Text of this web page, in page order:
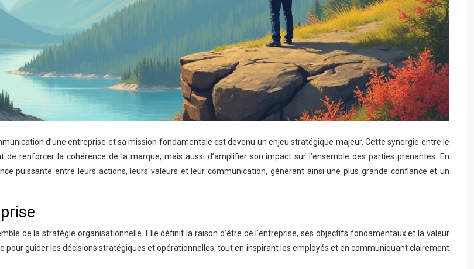
d’une entreprise et sa mission fondamentale est devenu un enjeu stratégique majeur. Cette synergie entre le
renforcer la cohérence de la marque, mais aussi d’amplifier son impact sur l’ensemble des parties prenantes. En
puissante entre leurs actions, leurs valeurs et leur communication, générant ainsi une plus grande confiance et un
de la stratégie organisationnelle. Elle définit la raison d’être de l’entreprise, ses objectifs fondamentaux et la valeur
pour guider les décisions stratégiques et opérationnelles, tout en inspirant les employés et en communiquant clairement